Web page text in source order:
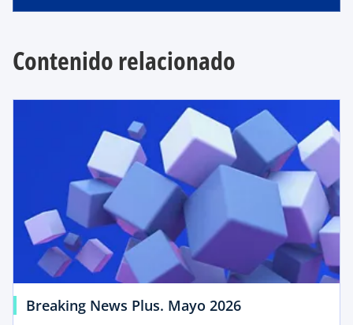
Contenido relacionado
Breaking News Plus. Mayo 2026